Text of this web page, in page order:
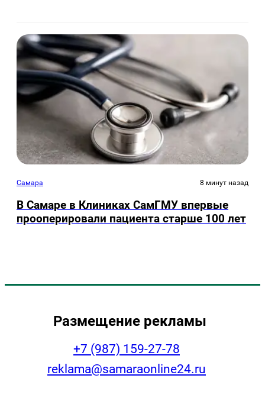
Самара 8 минут назад
В Самаре в Клиниках СамГМУ впервые
прооперировали пациента старше 100 лет
Размещение рекламы
+7 (987) 159-27-78
reklama@samaraonline24.ru